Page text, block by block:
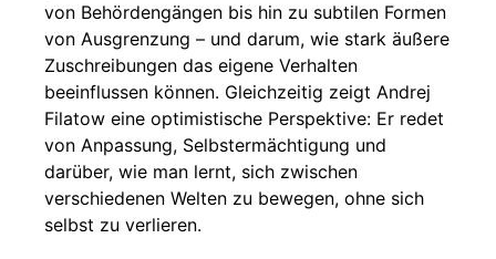
von Behördengängen bis hin zu subtilen Formen
von Ausgrenzung – und darum, wie stark äußere
Zuschreibungen das eigene Verhalten
beeinflussen können. Gleichzeitig zeigt Andrej
Filatow eine optimistische Perspektive: Er redet
von Anpassung, Selbstermächtigung und
darüber, wie man lernt, sich zwischen
verschiedenen Welten zu bewegen, ohne sich
selbst zu verlieren.